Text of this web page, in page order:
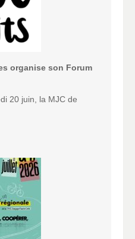
organise son Forum
20 juin, la MJC de